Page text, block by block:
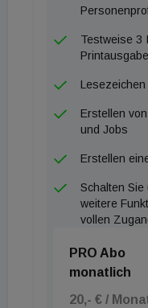
Testweise 3
Erstellen
und Jobs
Erstellen
Schalten
weitere
vollen
PRO Abo
monatlich
20,- € /